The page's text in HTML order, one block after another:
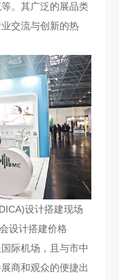
。其广泛的展品类
交流与创新的热
设计搭建现场
设计搭建价格
际机场，且与市中
商和观众的便捷出